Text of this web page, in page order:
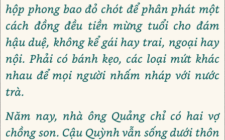
hộp phong bao đỏ chót để phân phát một
cách đồng đều tiền mừng tuổi cho đám
hậu duệ, không kể gái hay trai, ngoại hay
nội. Phải có bánh kẹo, các loại mứt khác
nhau để mọi người nhấm nháp với nước
trà.
Năm nay, nhà ông Quảng chỉ có hai vợ
chồng son. Cậu Quỳnh vẫn sống dưới thôn